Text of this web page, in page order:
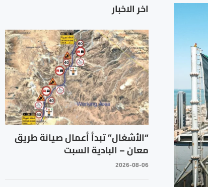
اخر الاخبار
“الأشغال” تبدأ أعمال صيانة طريق
معان – البادية السبت
2026-08-06